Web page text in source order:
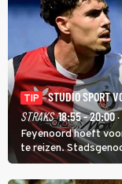
TIP
STUDIO SPORT
STRAKS 18:55 - 20:00·
Feyenoord hoeft
te reizen.
verderop.
KVC Westerlo uit